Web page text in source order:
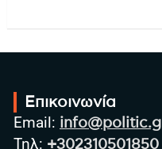
Επικοινωνία
Email:
Τηλ: +302310501850